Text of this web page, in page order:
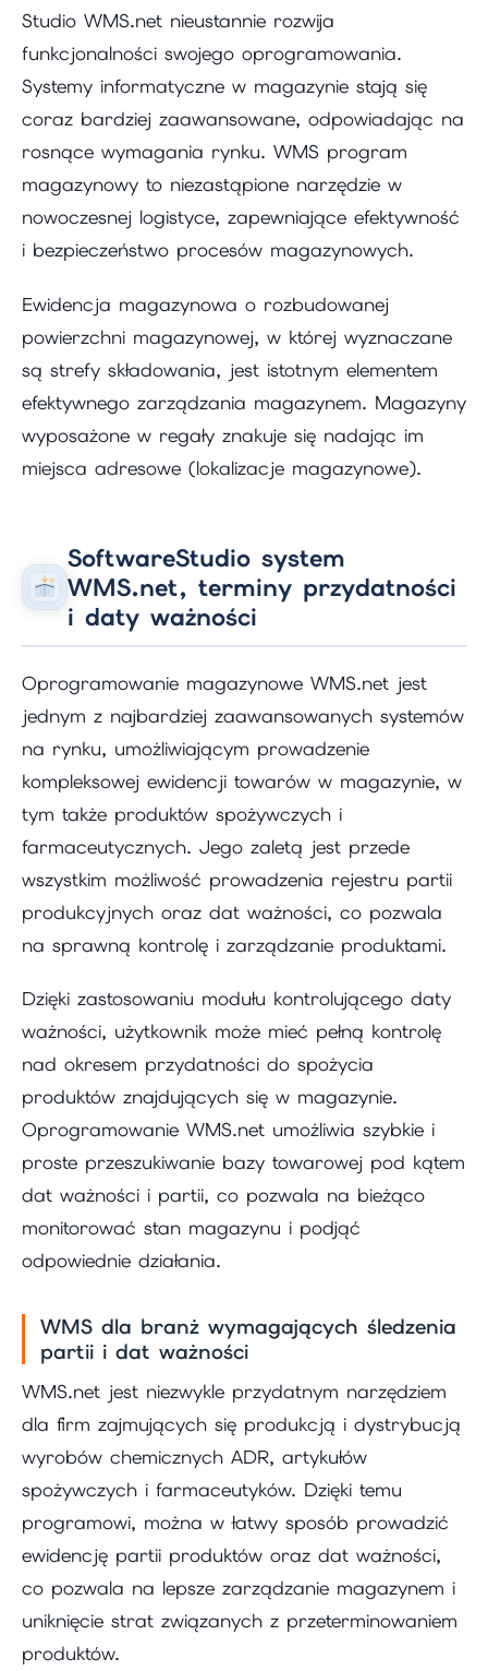
Studio WMS.net nieustannie rozwija
funkcjonalności swojego oprogramowania.
Systemy informatyczne w magazynie stają się
coraz bardziej zaawansowane, odpowiadając na
rosnące wymagania rynku. WMS program
magazynowy to niezastąpione narzędzie w
nowoczesnej logistyce, zapewniające efektywność
i bezpieczeństwo procesów magazynowych.
Ewidencja magazynowa o rozbudowanej
powierzchni magazynowej, w której wyznaczane
są strefy składowania, jest istotnym elementem
efektywnego zarządzania magazynem. Magazyny
wyposażone w regały znakuje się nadając im
miejsca adresowe (lokalizacje magazynowe).
SoftwareStudio system
WMS.net, terminy przydatności
i daty ważności
Oprogramowanie magazynowe WMS.net jest
jednym z najbardziej zaawansowanych systemów
na rynku, umożliwiającym prowadzenie
kompleksowej ewidencji towarów w magazynie, w
tym także produktów spożywczych i
farmaceutycznych. Jego zaletą jest przede
wszystkim możliwość prowadzenia rejestru partii
produkcyjnych oraz dat ważności, co pozwala
na sprawną kontrolę i zarządzanie produktami.
Dzięki zastosowaniu modułu kontrolującego daty
ważności, użytkownik może mieć pełną kontrolę
nad okresem przydatności do spożycia
produktów znajdujących się w magazynie.
Oprogramowanie WMS.net umożliwia szybkie i
proste przeszukiwanie bazy towarowej pod kątem
dat ważności i partii, co pozwala na bieżąco
monitorować stan magazynu i podjąć
odpowiednie działania.
WMS dla branż wymagających śledzenia
partii i dat ważności
WMS.net jest niezwykle przydatnym narzędziem
dla firm zajmujących się produkcją i dystrybucją
wyrobów chemicznych ADR, artykułów
spożywczych i farmaceutyków. Dzięki temu
programowi, można w łatwy sposób prowadzić
ewidencję partii produktów oraz dat ważności,
co pozwala na lepsze zarządzanie magazynem i
uniknięcie strat związanych z przeterminowaniem
produktów.